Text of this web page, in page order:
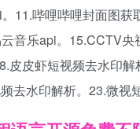
11.哔哩哔哩封面图获
音乐api。15.CCTV央
皮皮虾短视频去水印
去水印解析。23.微视